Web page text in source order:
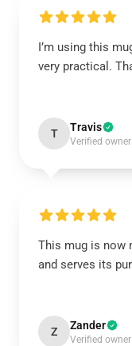
I’m using this
very practical.
T Travis
Verified owner
This mug is now
and serves its
Z Zander
Verified owner